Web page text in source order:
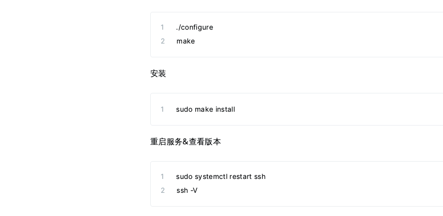
./configure
make
安装
sudo make install
重启服务&查看版本
sudo systemctl restart ssh
ssh -V